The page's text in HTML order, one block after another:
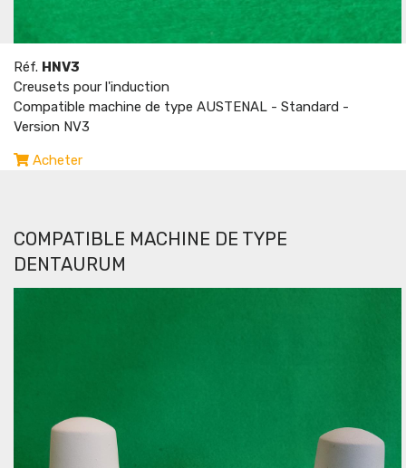
Réf. HNV3
Creusets pour l'induction
Compatible machine de type AUSTENAL - Standard -
Version NV3
Acheter
COMPATIBLE MACHINE DE TYPE
DENTAURUM